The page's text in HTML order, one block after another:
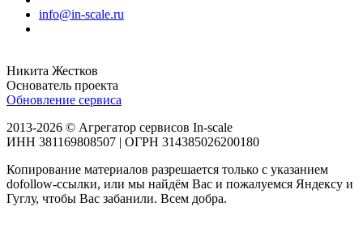
info@in-scale.ru
Никита Жестков
Основатель проекта
Обновление сервиса
2013-2026 © Агрегатор сервисов In-scale
ИНН 381169808507 | ОГРН 314385026200180
Копирование материалов разрешается только с указанием
dofollow-ссылки, или мы найдём Вас и пожалуемся Яндексу и
Гуглу, чтобы Вас забанили. Всем добра.